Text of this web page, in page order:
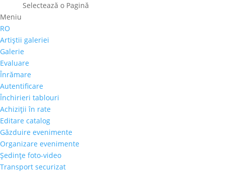
Selectează o Pagină
Meniu
RO
Artiştii galeriei
Galerie
Evaluare
Înrămare
Autentificare
Închirieri tablouri
Achiziţii în rate
Editare catalog
Găzduire evenimente
Organizare evenimente
Şedinţe foto-video
Transport securizat